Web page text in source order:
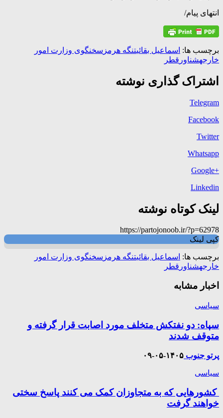
انتهای پیام/
برچسب ها: اسماعیل بقائیتنگه هرمز سخنگوی وزارت امور
خارجهشناور قطر
اشتراک گذاری نوشته
Telegram
Facebook
Twitter
Whatsapp
+Google
Linkedin
لینک کوتاه نوشته
https://partojonoob.ir/?p=62978
کپی لینک
برچسب ها: اسماعیل بقائیتنگه هرمز سخنگوی وزارت امور
خارجهشناور قطر
اخبار مشابه
سیاسی
سپاه: دو نفتکش متخلف مورد اصابت قرار گرفته و
متوقف شدند
پرتو جنوب ۱۴۰۵-۰۵-۰۹
سیاسی
کشورهایی که به متجاوزان کمک می کنند پاسخ سختی
خواهند گرفت